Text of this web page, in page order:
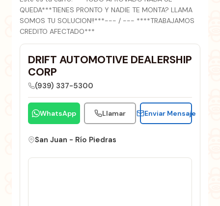
QUEDA***TIENES PRONTO Y NADIE TE MONTA? LLAMA
SOMOS TU SOLUCION!!***--- / --- ****TRABAJAMOS
CREDITO AFECTADO***
DRIFT AUTOMOTIVE DEALERSHIP
CORP
(939) 337-5300
WhatsApp Llamar Enviar Mensaje
San Juan - Río Piedras